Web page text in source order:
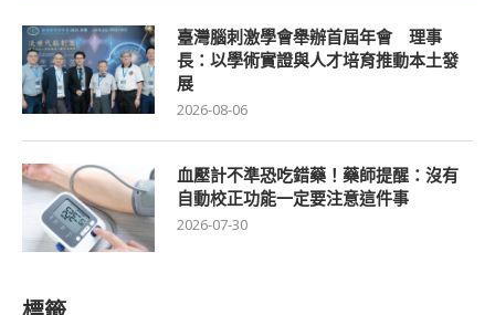
臺灣腦刺激學會舉辦首屆年會 理事
長：以學術實證與人才培育推動本土發
展
2026-08-06
血壓計不準恐吃錯藥！藥師提醒：沒有
自動校正功能一定要注意這件事
2026-07-30